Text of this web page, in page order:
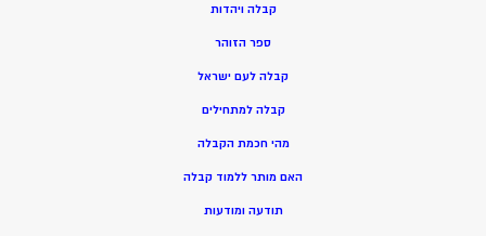
קבלה ויהדות
ספר הזוהר
קבלה לעם ישראל
קבלה למתחילים
מהי חכמת הקבלה
האם מותר ללמוד קבלה
תודעה ומודעות